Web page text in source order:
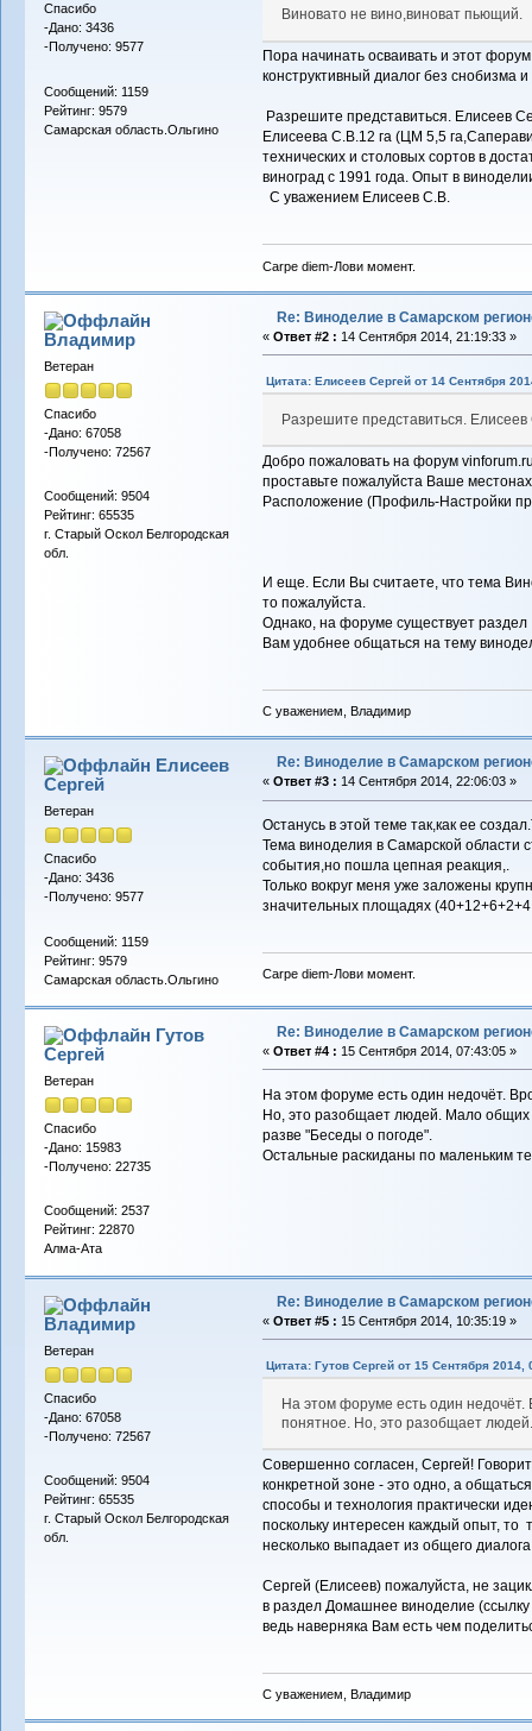
Спасибо
-Дано: 3436
-Получено: 9577
Сообщений: 1159
Рейтинг: 9579
Самарская область.Ольгино
Виновато не вино,виноват пьющий.
Пора начинать осваивать и этот
конструктивный диалог без снобизма
Разрешите представиться. Елисеев
Елисеева С.В.12 га (ЦМ 5,5
технических и столовых сортов в
виноград с 1991 года. Опыт в
С уважением Елисеев С.В.
Carpe diem-Лови момент.
Владимиp
Ветеран
Спасибо
-Дано: 67058
-Получено: 72567
Сообщений: 9504
Рейтинг: 65535
г. Старый Оскол Белгородская
обл.
Re: Виноделие в Самарском
« Ответ #2 : 14 Сентября 2014, 21:19:33 »
Цитата: Елисеев Сергей от 14 Сентября
Разрешите представиться.
Добро пожаловать на форум
проставьте пожалуйста Ваше
Расположение (Профиль-Настройки
И еще. Если Вы считаете, что тема
то пожалуйста.
Однако, на форуме существует
Вам удобнее общаться на тему
С уважением, Владимир
Елисеев
Сергей
Ветеран
Спасибо
-Дано: 3436
-Получено: 9577
Сообщений: 1159
Рейтинг: 9579
Самарская область.Ольгино
Re: Виноделие в Самарском
« Ответ #3 : 14 Сентября 2014, 22:06:03 »
Останусь в этой теме так,как ее
Тема виноделия в Самарской области
события,но пошла цепная реакция,.
Только вокруг меня уже заложены
значительных площадях
Carpe diem-Лови момент.
Гутов
Сергей
Ветеран
Спасибо
-Дано: 15983
-Получено: 22735
Сообщений: 2537
Рейтинг: 22870
Алма-Ата
Re: Виноделие в Самарском
« Ответ #4 : 15 Сентября 2014, 07:43:05 »
На этом форуме есть один недочёт.
Но, это разобщает людей. Мало общих
разве "Беседы о погоде".
Остальные раскиданы по маленьким
Владимиp
Ветеран
Спасибо
-Дано: 67058
-Получено: 72567
Сообщений: 9504
Рейтинг: 65535
г. Старый Оскол Белгородская
обл.
Re: Виноделие в Самарском
« Ответ #5 : 15 Сентября 2014, 10:35:19 »
Цитата: Гутов Сергей от 15 Сентября 2014,
На этом форуме есть один
понятное. Но, это разобщает
Совершенно согласен, Сергей!
конкретной зоне - это одно, а
способы и технология практически
поскольку интересен каждый опыт,
несколько выпадает из общего
Сергей (Елисеев) пожалуйста, не
в раздел Домашнее виноделие
ведь наверняка Вам есть чем
С уважением, Владимир